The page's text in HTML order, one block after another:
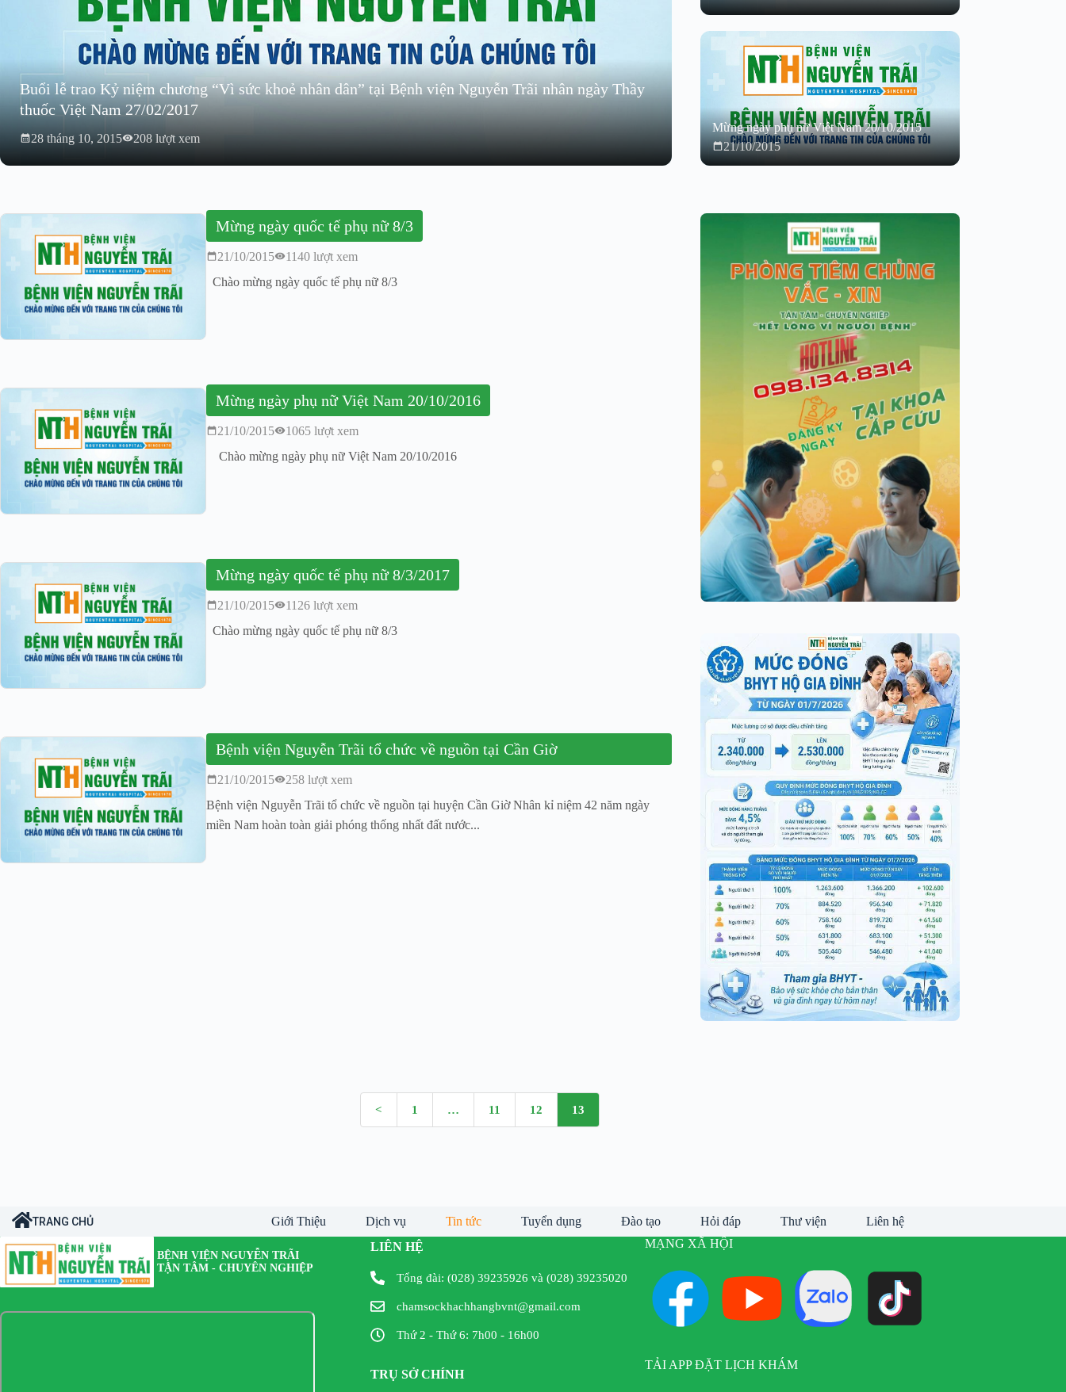
Buổi lễ trao Kỷ niệm chương “Vì sức khoẻ nhân dân” tại Bệnh viện Nguyễn Trãi nhân ngày Thầy
thuốc Việt Nam 27/02/2017
28 tháng 10, 2015 208 lượt xem
Mừng ngày phụ nữ Việt Nam 20/10/2015
21/10/2015
Mừng ngày quốc tế phụ nữ 8/3
21/10/2015
1140 lượt xem
Chào mừng ngày quốc tế phụ nữ 8/3
Mừng ngày phụ nữ Việt Nam 20/10/2016
21/10/2015
1065 lượt xem
Chào mừng ngày phụ nữ Việt Nam 20/10/2016
Mừng ngày quốc tế phụ nữ 8/3/2017
21/10/2015
1126 lượt xem
Chào mừng ngày quốc tế phụ nữ 8/3
Bệnh viện Nguyễn Trãi tổ chức về nguồn tại Cần Giờ
21/10/2015
258 lượt xem
Bệnh viện Nguyễn Trãi tổ chức về nguồn tại huyện Cần Giờ Nhân kỉ niệm 42 năm ngày
miền Nam hoàn toàn giải phóng thống nhất đất nước...
< 1 … 11 12 13
TRANG CHỦ Giới Thiệu Dịch vụ Tin tức Tuyển dụng Đào tạo Hỏi đáp Thư viện Liên hệ
BỆNH VIỆN NGUYỄN TRÃI
TẬN TÂM - CHUYÊN NGHIỆP
LIÊN HỆ
Tổng đài: (028) 39235926 và (028) 39235020
chamsockhachhangbvnt@gmail.com
Thứ 2 - Thứ 6: 7h00 - 16h00
TRỤ SỞ CHÍNH
MẠNG XÃ HỘI
TẢI APP ĐẶT LỊCH KHÁM